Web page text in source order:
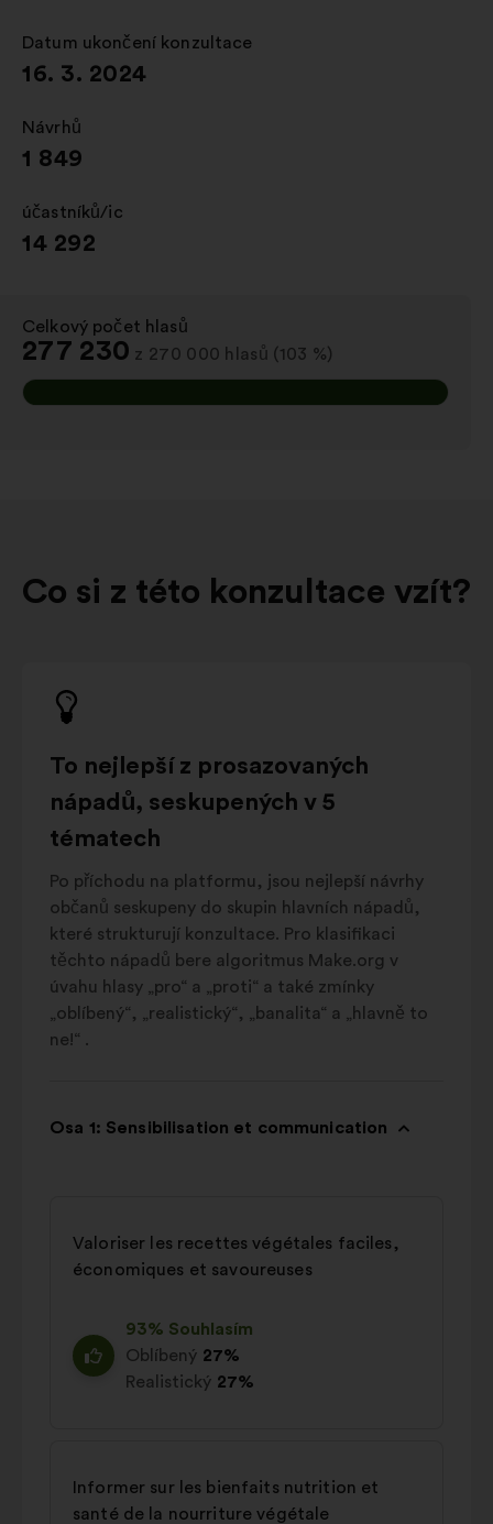
kartě
Datum ukončení konzultace
:
16. 3. 2024
Návrhů
:
1 849
účastníků/ic
:
14 292
Celkový počet hlasů
:
277 230 z 270 000 hlasů (103 %)
Co si z této konzultace vzít?
To nejlepší z prosazovaných
nápadů, seskupených v 5
tématech
Po příchodu na platformu, jsou nejlepší návrhy
občanů seskupeny do skupin hlavních nápadů,
které strukturují konzultace. Pro klasifikaci
těchto nápadů bere algoritmus Make.org v
úvahu hlasy „pro“ a „proti“ a také zmínky
„oblíbený“, „realistický“, „banalita“ a „hlavně to
ne!“ .
Osa 1: Sensibilisation et communication
Valoriser les recettes végétales faciles,
économiques et savoureuses
93% Souhlasím
Oblíbený 27%
Realistický 27%
Informer sur les bienfaits nutrition et
santé de la nourriture végétale